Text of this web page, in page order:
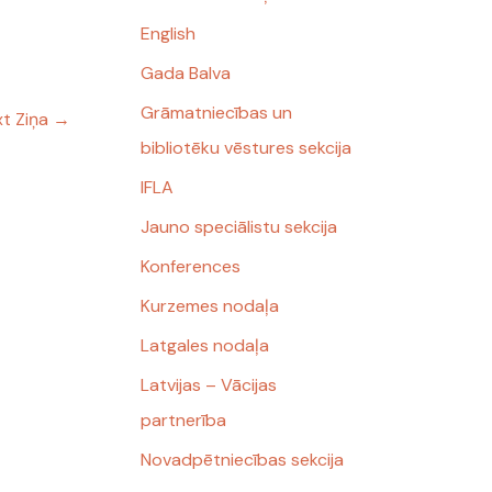
Ziņa →
English
Gada Balva
Grāmatniecības un
bibliotēku vēstures sekcija
IFLA
Jauno speciālistu sekcija
Konferences
Kurzemes nodaļa
Latgales nodaļa
Latvijas – Vācijas
partnerība
Novadpētniecības sekcija